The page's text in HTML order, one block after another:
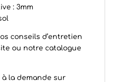
: 3mm
conseils d’entretien
ou notrecatalogue
la demande sur